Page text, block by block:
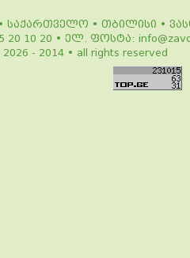
საქართველო • თბილისი •
20 10 20 • ელ. ფოსტა:
- 2014 • all rights reserved